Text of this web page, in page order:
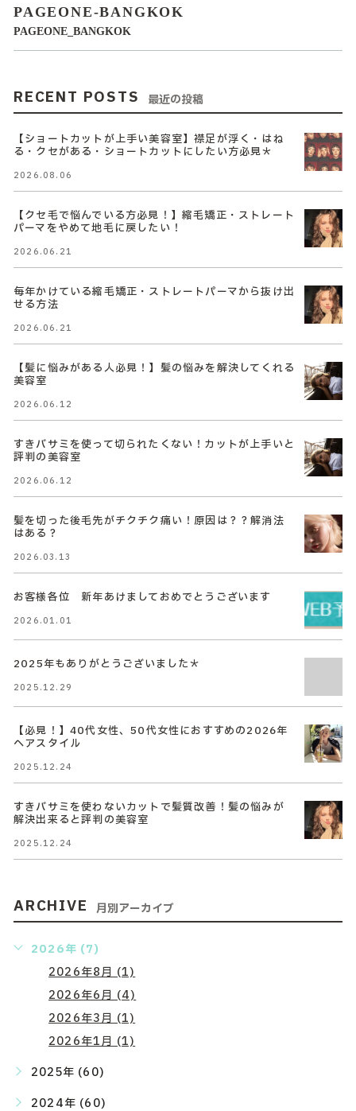
PAGEONE-BANGKOK
PAGEONE_BANGKOK
RECENT POSTS 最近の投稿
【ショートカットが上手い美容室】襟足が浮く・はね
る・クセがある・ショートカットにしたい方必見＊
2026.08.06
【クセ毛で悩んでいる方必見！】縮毛矯正・ストレート
パーマをやめて地毛に戻したい！
2026.06.21
毎年かけている縮毛矯正・ストレートパーマから抜け出
せる方法
2026.06.21
【髪に悩みがある人必見！】髪の悩みを解決してくれる
美容室
2026.06.12
すきバサミを使って切られたくない！カットが上手いと
評判の美容室
2026.06.12
髪を切った後毛先がチクチク痛い！原因は？？解消法
はある？
2026.03.13
お客様各位 新年あけましておめでとうございます
2026.01.01
2025年もありがとうございました＊
2025.12.29
【必見！】40代女性、50代女性におすすめの2026年
ヘアスタイル
2025.12.24
すきバサミを使わないカットで髪質改善！髪の悩みが
解決出来ると評判の美容室
2025.12.24
ARCHIVE 月別アーカイブ
2026年 (7)
2026年8月 (1)
2026年6月 (4)
2026年3月 (1)
2026年1月 (1)
2025年 (60)
2024年 (60)